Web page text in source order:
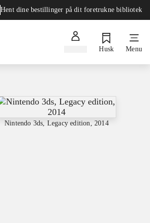
Hent dine bestillinger på dit foretrukne bibliotek
Husk Menu
Nintendo 3ds, Legacy edition, 2014